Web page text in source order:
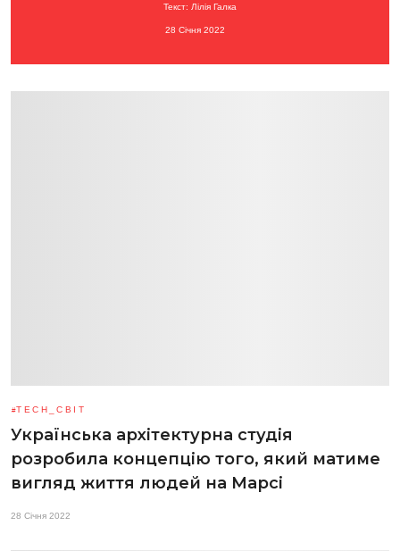
Текст: Лілія Галка
28 Січня 2022
TECH_СВІТ
Українська архітектурна студія
розробила концепцію того, який матиме
вигляд життя людей на Марсі
28 Січня 2022